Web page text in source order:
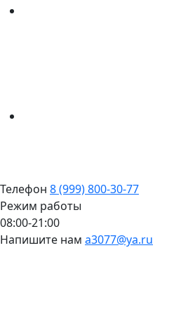
Телефон 8 (999) 800-30-77
Режим работы
08:00-21:00
Напишите нам a3077@ya.ru